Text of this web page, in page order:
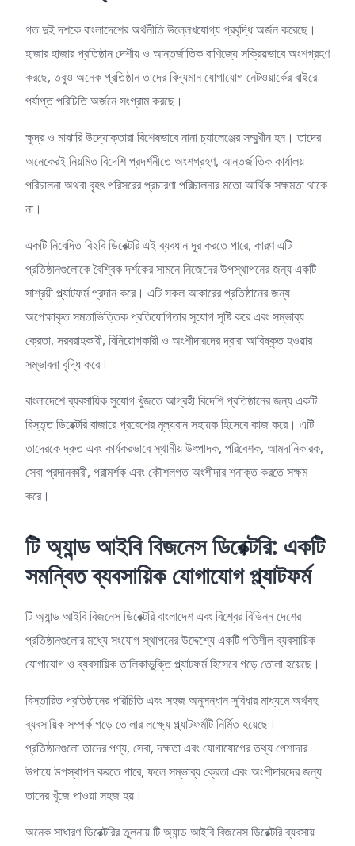
গত দুই দশকে বাংলাদেশের অর্থনীতি উল্লেখযোগ্য প্রবৃদ্ধি অর্জন করেছে।
হাজার হাজার প্রতিষ্ঠান দেশীয় ও আন্তর্জাতিক বাণিজ্যে সক্রিয়ভাবে অংশগ্রহণ
করছে, তবুও অনেক প্রতিষ্ঠান তাদের বিদ্যমান যোগাযোগ নেটওয়ার্কের বাইরে
পর্যাপ্ত পরিচিতি অর্জনে সংগ্রাম করছে।
ক্ষুদ্র ও মাঝারি উদ্যোক্তারা বিশেষভাবে নানা চ্যালেঞ্জের সম্মুখীন হন। তাদের
অনেকেরই নিয়মিত বিদেশি প্রদর্শনীতে অংশগ্রহণ, আন্তর্জাতিক কার্যালয়
পরিচালনা অথবা বৃহৎ পরিসরের প্রচারণা পরিচালনার মতো আর্থিক সক্ষমতা থাকে
না।
একটি নিবেদিত বি২বি ডিরেক্টরি এই ব্যবধান দূর করতে পারে, কারণ এটি
প্রতিষ্ঠানগুলোকে বৈশ্বিক দর্শকের সামনে নিজেদের উপস্থাপনের জন্য একটি
সাশ্রয়ী প্ল্যাটফর্ম প্রদান করে। এটি সকল আকারের প্রতিষ্ঠানের জন্য
অপেক্ষাকৃত সমতাভিত্তিক প্রতিযোগিতার সুযোগ সৃষ্টি করে এবং সম্ভাব্য
ক্রেতা, সরবরাহকারী, বিনিয়োগকারী ও অংশীদারদের দ্বারা আবিষ্কৃত হওয়ার
সম্ভাবনা বৃদ্ধি করে।
বাংলাদেশে ব্যবসায়িক সুযোগ খুঁজতে আগ্রহী বিদেশি প্রতিষ্ঠানের জন্য একটি
বিস্তৃত ডিরেক্টরি বাজারে প্রবেশের মূল্যবান সহায়ক হিসেবে কাজ করে। এটি
তাদেরকে দ্রুত এবং কার্যকরভাবে স্থানীয় উৎপাদক, পরিবেশক, আমদানিকারক,
সেবা প্রদানকারী, পরামর্শক এবং কৌশলগত অংশীদার শনাক্ত করতে সক্ষম
করে।
টিঅ্যান্ডআইবিবিজনেসডিরেক্টরি: একটি
সমন্বিতব্যবসায়িকযোগাযোগপ্ল্যাটফর্ম
টি অ্যান্ড আইবি বিজনেস ডিরেক্টরি বাংলাদেশ এবং বিশ্বের বিভিন্ন দেশের
প্রতিষ্ঠানগুলোর মধ্যে সংযোগ স্থাপনের উদ্দেশ্যে একটি গতিশীল ব্যবসায়িক
যোগাযোগ ও ব্যবসায়িক তালিকাভুক্তি প্ল্যাটফর্ম হিসেবে গড়ে তোলা হয়েছে।
বিস্তারিত প্রতিষ্ঠানের পরিচিতি এবং সহজ অনুসন্ধান সুবিধার মাধ্যমে অর্থবহ
ব্যবসায়িক সম্পর্ক গড়ে তোলার লক্ষ্যে প্ল্যাটফর্মটি নির্মিত হয়েছে।
প্রতিষ্ঠানগুলো তাদের পণ্য, সেবা, দক্ষতা এবং যোগাযোগের তথ্য পেশাদার
উপায়ে উপস্থাপন করতে পারে, ফলে সম্ভাব্য ক্রেতা এবং অংশীদারদের জন্য
তাদের খুঁজে পাওয়া সহজ হয়।
অনেক সাধারণ ডিরেক্টরির তুলনায় টি অ্যান্ড আইবি বিজনেস ডিরেক্টরি ব্যবসায়